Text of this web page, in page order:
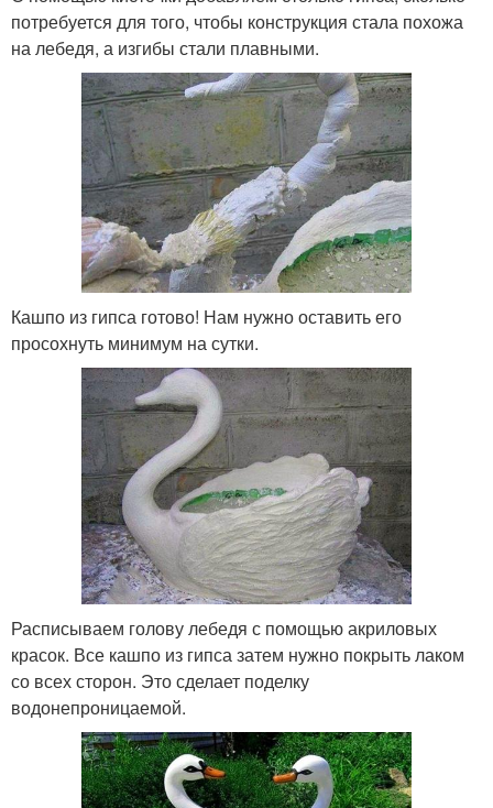
потребуется для того, чтобы конструкция стала похожа
на лебедя, а изгибы стали плавными.
Кашпо из гипса готово! Нам нужно оставить его
просохнуть минимум на сутки.
Расписываем голову лебедя с помощью акриловых
красок. Все кашпо из гипса затем нужно покрыть лаком
со всех сторон. Это сделает поделку
водонепроницаемой.